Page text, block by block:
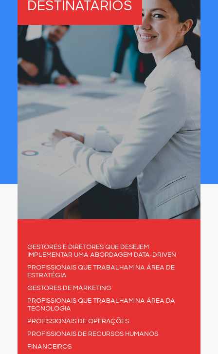
DESTINATÁRIOS
GESTORES E DIRETORES QUE DESEJEM
IMPLEMENTAR UMA ABORDAGEM DATA-DRIVEN
PROFISSIONAIS QUE TRABALHAM NA ÁREA DE
ESTRATÉGIA
GESTORES DE MARKETING
PROFISSIONAIS QUE TRABALHAM NA ÁREA DA
TECNOLOGIA
PROFISSIONAIS DE OPERAÇÕES
PROFISSIONAIS DE RECURSOS HUMANOS
FINANCEIROS